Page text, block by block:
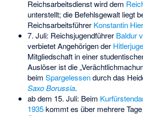
Reichsarbeitsdienst wird dem
unterstellt; die Befehlsgewalt liegt
Reichsarbeitsführer Konstantin
7. Juli: Reichsjugendführer Baldur
verbietet Angehörigen der
Mitgliedschaft in einer
Auslöser ist die
beim Spargelessendurch das
Saxo Borussia.
ab dem 15. Juli: Beim
1935kommt es über mehrere